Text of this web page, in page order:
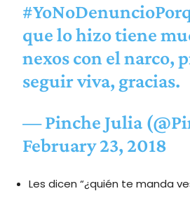
que lo hizo tiene
nexos con el narco,
seguir viva, gracias.
— Pinche Julia
February 23, 2018
Les dicen “¿quién te manda